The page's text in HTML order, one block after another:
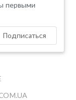
первыми
Подписаться